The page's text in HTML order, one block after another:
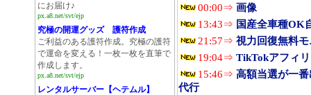
にお届け♪
px.a8.net/svt/ejp
究極の開運グッズ 護符作成
ご利益のある護符作成。究極の護符
で運命を変える！一枚一枚を直筆で
作成します。
px.a8.net/svt/ejp
レンタルサーバー【ヘテムル】
00:00⇒ 画像
13:43⇒ 国産全車種OK
21:57⇒ 視力回復無料
19:04⇒ TikTokアフィ
15:46⇒ 高額当選が一
代行